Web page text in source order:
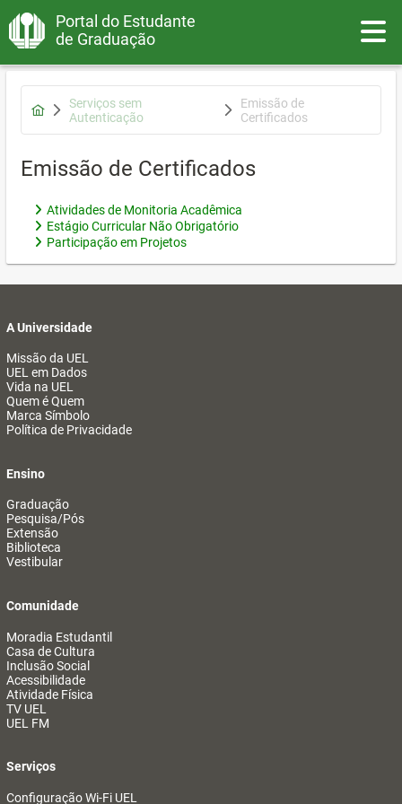
Portal do Estudante
de Graduação
Serviços sem
Autenticação
Emissão de
Certificados
Emissão de Certificados
Atividades de Monitoria Acadêmica
Estágio Curricular Não Obrigatório
Participação em Projetos
A Universidade
Missão da UEL
UEL em Dados
Vida na UEL
Quem é Quem
Marca Símbolo
Política de Privacidade
Ensino
Graduação
Pesquisa/Pós
Extensão
Biblioteca
Vestibular
Comunidade
Moradia Estudantil
Casa de Cultura
Inclusão Social
Acessibilidade
Atividade Física
TV UEL
UEL FM
Serviços
Configuração Wi-Fi UEL